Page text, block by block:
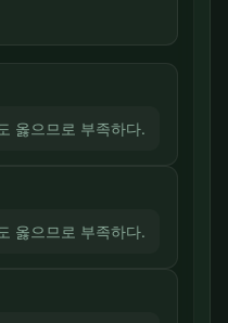
옳으므로 부족하다.
옳으므로 부족하다.